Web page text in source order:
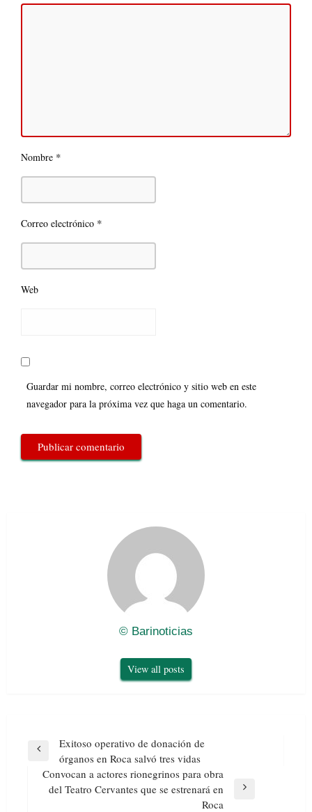
Nombre *
Correo electrónico *
Web
Guardar mi nombre, correo electrónico y sitio web en este
navegador para la próxima vez que haga un comentario.
© Barinoticias
View all posts
Navegación
entradas
Previous
Post
Exitoso operativo de donación de
órganos en Roca salvó tres vidas
Next
Convocan a actores rionegrinos para obra
del Teatro Cervantes que se estrenará en
Roca